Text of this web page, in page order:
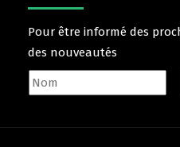
Pour être informé des
des nouveautés